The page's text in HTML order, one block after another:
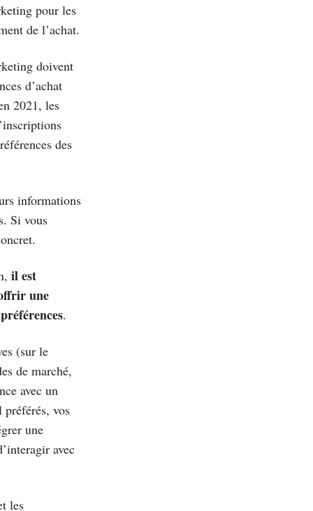
pour les
de l’achat.
doivent
d’achat
2021, les
des
informations
Si vous
il est
une
.
(sur le
de marché,
avec un
vos
une
avec
les